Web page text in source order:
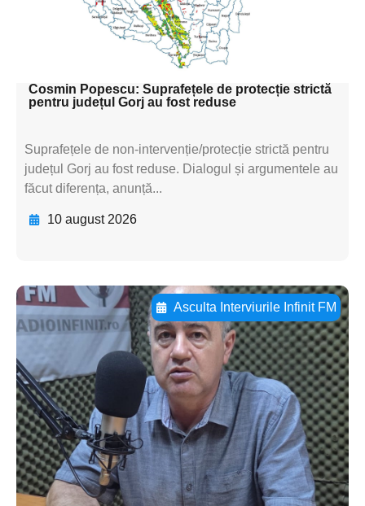
textul pentru
subtitluAdaugă aici
textul pentru subti
Cosmin Popescu: Suprafețele de protecție strictă
pentru județul Gorj au fost reduse
Suprafețele de non-intervenție/protecție strictă pentru
județul Gorj au fost reduse. Dialogul și argumentele au
făcut diferența, anunță...
10 august 2026
Asculta Interviurile Infinit FM
Adaugă aici textul pentru
subtitluAdaugă aici
textul pentru
subtitluAdaugă aici
textul pentru
subtitluAdaugă aici
textul pentru subti